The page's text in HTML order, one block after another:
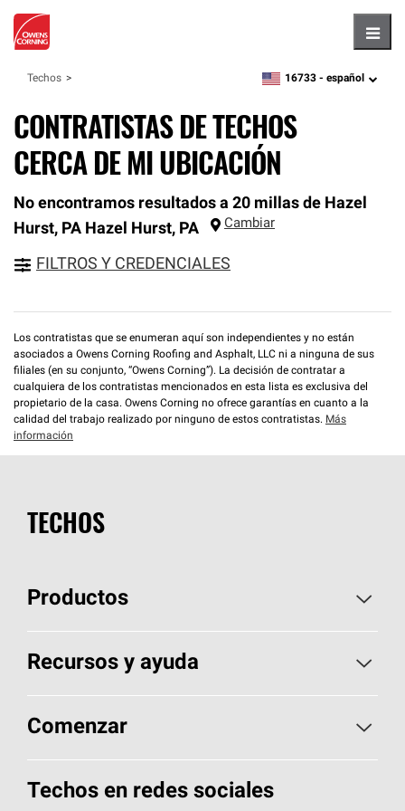
Techos zipcode,language
16733 - español
CONTRATISTAS DE TECHOS
CERCA DE MI UBICACIÓN
No encontramos resultados a 20 millas de Hazel
Hurst, PA Hazel Hurst, PA Cambiar
FILTROS Y CREDENCIALES
Los contratistas que se enumeran aquí son independientes y no están
asociados a Owens Corning Roofing and Asphalt, LLC ni a ninguna de sus
filiales (en su conjunto, “Owens Corning”). La decisión de contratar a
cualquiera de los contratistas mencionados en esta lista es exclusiva del
propietario de la casa. Owens Corning no ofrece garantías en cuanto a la
calidad del trabajo realizado por ninguno de estos contratistas. Más
información
TECHOS
Productos
Elija sus tejas
Encuentre un contratista
Componentes para techos
Recursos y ayuda
Aspectos básicos sobre techos
Herramientas de diseño y color
Comenzar
Llame al 1-800-GET-PINK®
Techos en redes sociales